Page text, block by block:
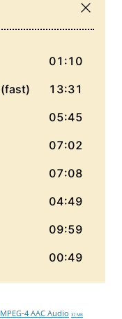
MPEG-4 AAC Audio 37 MB